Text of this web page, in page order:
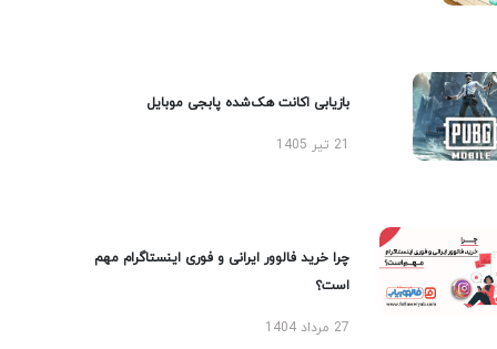
بازیابی اکانت هک‌شده پابجی موبایل
چرا خرید فالوور ایرانی و فوری اینستاگرام مهم
است؟
27 مرداد 1404